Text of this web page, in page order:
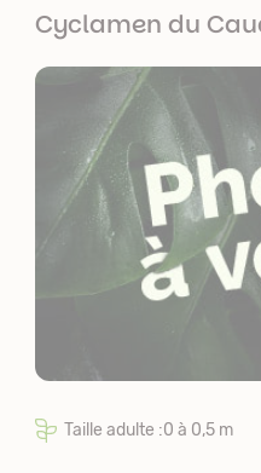
Cyclamen du
Taille adulte :0 à 0,5 m